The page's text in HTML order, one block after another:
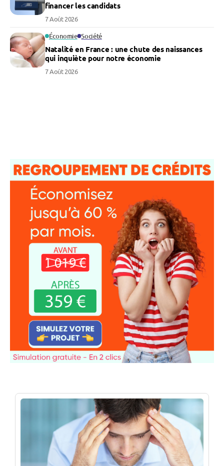
financer les candidats
7 Août 2026
Économie Société
Natalité en France : une chute des naissances
qui inquiète pour notre économie
7 Août 2026